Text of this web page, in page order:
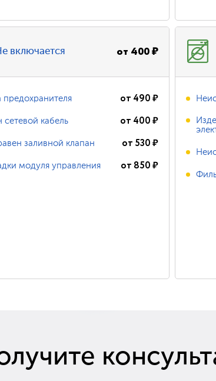
включается от 400₽
предохранителя от 490₽
сетевой кабель от 400₽
заливной клапан от 530₽
модуля управления от 850₽